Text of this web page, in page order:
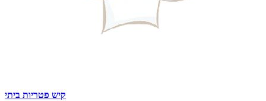
קיש פטריות ביתי